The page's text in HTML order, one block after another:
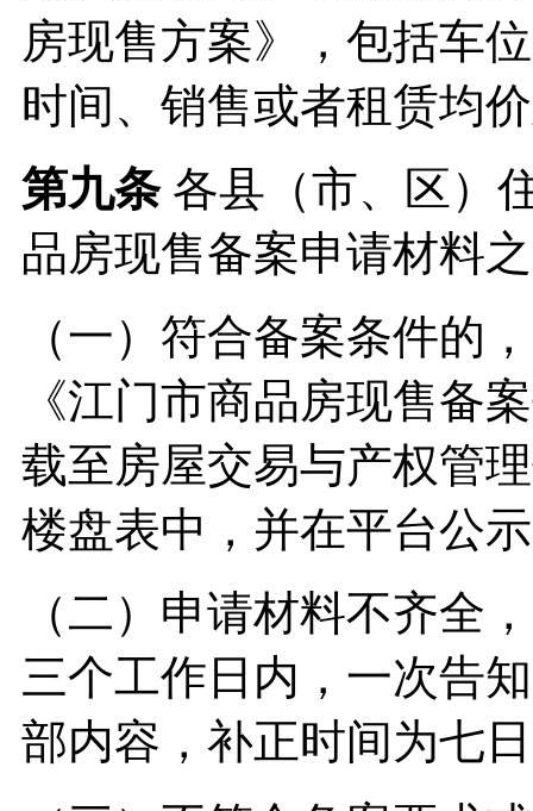
房现售方案》，包括车
时间、销售或者租赁均
第九条 各县（市、区）
品房现售备案申请材料
（一）符合备案条件的
《江门市商品房现售备
载至房屋交易与产权管
楼盘表中，并在平台公
（二）申请材料不齐全
三个工作日内，一次告
部内容，补正时间为七